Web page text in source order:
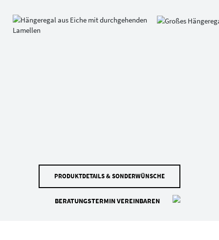
PRODUKTDETAILS & SONDERWÜNSCHE
BERATUNGSTERMIN VEREINBAREN